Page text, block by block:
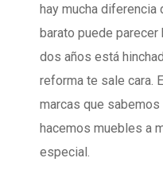
hay mucha diferencia
barato puede parecer
dos años está
reforma te sale cara.
marcas que sabemos
hacemos muebles a
especial.